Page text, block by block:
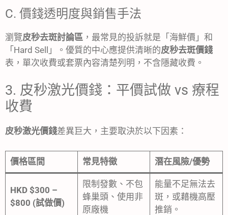
C. 價錢透明度與銷售手法
瀏覽皮秒去斑討論區 ，最常見的投訴就是「海鮮價」和
「Hard Sell」。優質的中心應提供清晰的皮秒去斑價錢
表，單次收費或套票內容清楚列明，不含隱藏收費。
3. 皮秒激光價錢：平價試做 vs 療程
收費
皮秒激光價錢差異巨大，主要取決於以下因素：
價格區間 常見特徵 潛在風險/優勢
HKD $300 –
$800 (試做價)
限制發數、不包
蜂巢頭、使用非
原廠機
能量不足無法去
斑，或藉機高壓
推銷。